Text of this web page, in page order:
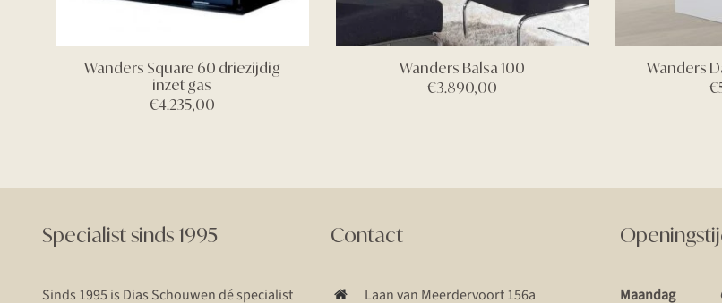
Wanders Square 60 driezijdig
inzet gas
€4.235,00
Wanders Balsa 100
€3.890,00
Wanders
€
Specialist sinds 1995
Sinds 1995 is Dias Schouwen dé specialist
Contact
Laan van Meerdervoort 156a Maandag